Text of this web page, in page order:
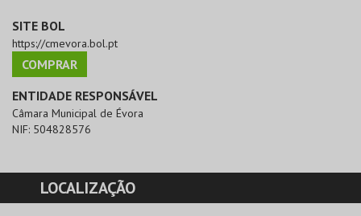
SITE BOL
https://cmevora.bol.pt
COMPRAR
ENTIDADE RESPONSÁVEL
Câmara Municipal de Évora
NIF: 504828576
LOCALIZAÇÃO